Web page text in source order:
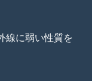
線に弱い性質を